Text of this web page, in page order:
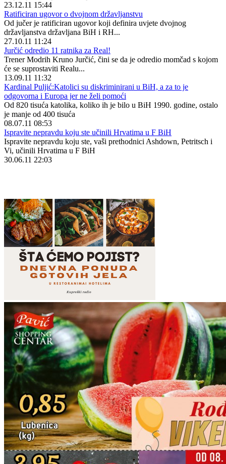
23.12.11 15:44
Ratificiran ugovor o dvojnom državljanstvu
Od jučer je ratificiran ugovor koji definira uvjete dvojnog
državljanstva državljana BiH i RH...
27.10.11 11:24
Jurčić odredio 11 ratnika za Real!
Trener Modrih Kruno Jurčić, čini se da je odredio momčad s kojom
će se suprostaviti Realu...
13.09.11 11:32
Kardinal Puljić:Katolici su diskriminirani u BiH, a za to je
odgovorna i Europa jer ne želi pomoći
Od 820 tisuća katolika, koliko ih je bilo u BiH 1990. godine, ostalo
je manje od 400 tisuća
08.07.11 08:53
Ispravite nepravdu koju ste učinili Hrvatima u F BiH
Ispravite nepravdu koju ste, vaši prethodnici Ashdown, Petritsch i
Vi, učinili Hrvatima u F BiH
30.06.11 22:03